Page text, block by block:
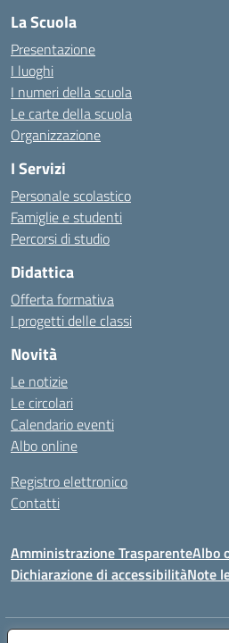
La Scuola
Presentazione
I luoghi
I numeri della scuola
Le carte della scuola
Organizzazione
I Servizi
Personale scolastico
Famiglie e studenti
Percorsi di studio
Didattica
Offerta formativa
I progetti delle classi
Novità
Le notizie
Le circolari
Calendario eventi
Albo online
Registro elettronico
Contatti
Amministrazione TrasparenteAlbo
Dichiarazione di accessibilitàNote